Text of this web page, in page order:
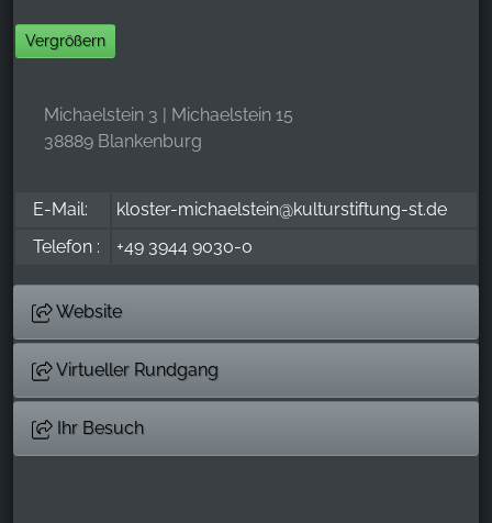
Vergrößern
Michaelstein 3 | Michaelstein 15
38889 Blankenburg
E-Mail:
kloster-michaelstein@kulturstiftung-st.de
Telefon :
+49 3944 9030-0
Website
Virtueller Rundgang
Ihr Besuch